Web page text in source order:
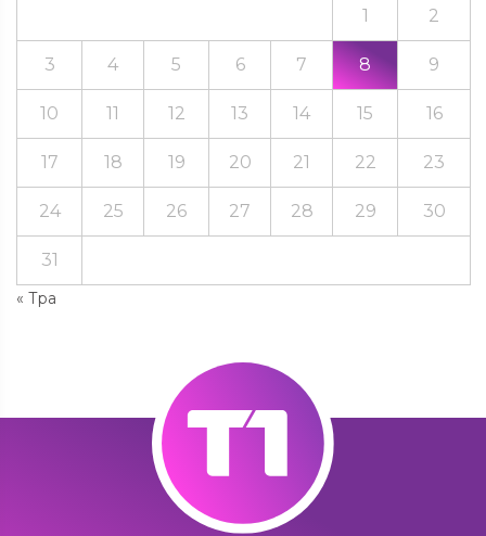
« Тра
1 2
3 4 5 6 7 8 9
10 11 12 13 14 15 16
17 18 19 20 21 22 23
24 25 26 27 28 29 30
31